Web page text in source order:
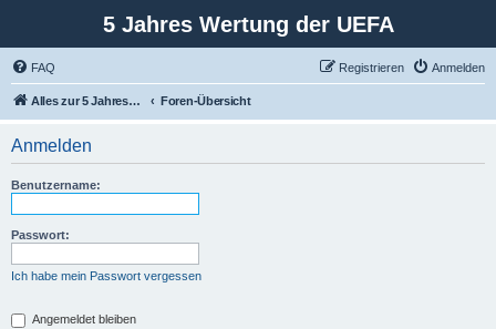
5 Jahres Wertung der UEFA
FAQ Anmelden
Registrieren
Alles zur 5 Jahreswertung / Tabelle der UEFA mit vielen Statistiken. Foren-Übersicht
Anmelden
Benutzername:
Passwort:
Ich habe mein Passwort vergessen
Angemeldet bleiben